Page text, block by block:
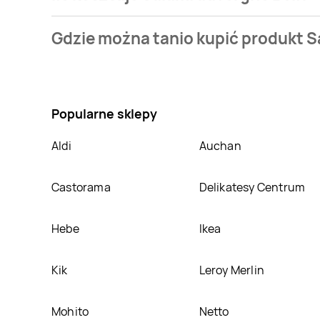
mamy w naszej bazie jest z sieci Selgros. Salami
Gdzie można tanio kupić produkt
Popularne sklepy
Aldi Auchan
Castorama Delikatesy Centrum
Hebe Ikea
Kik Leroy Merlin
Mohito Netto